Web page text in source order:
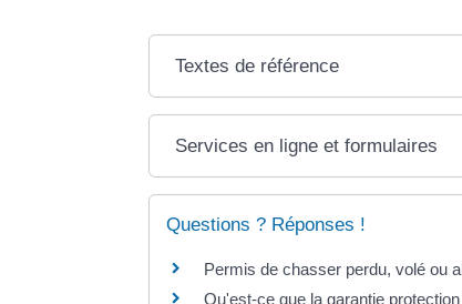
Textes de référence
Services en ligne et formulaires
Questions ? Réponses !
Permis de chasser perdu, volé ou
Qu'est-ce que la garantie